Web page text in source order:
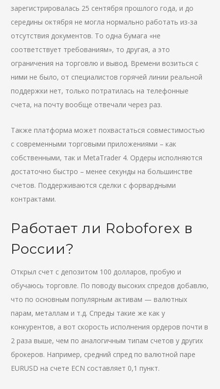
зарегистрировалась 25 сентября прошлого года, и до
середины октября не могла нормально работать из-за
отсутствия документов. То одна бумага «не
соответствует требованиям», то другая, а это
ограничения на торговлю и вывод. Времени возиться с
ними не было, от специалистов горячей линии реальной
поддержки нет, только потратилась на телефонные
счета, на почту вообще отвечали через раз.
Также платформа может похвастаться совместимостью
с современными торговыми приложениями – как
собственными, так и MetaTrader 4. Ордеры исполняются
достаточно быстро – менее секунды на большинстве
счетов. Поддерживаются сделки с форвардными
контрактами.
Работает ли Roboforex в
России?
Открыл счет с депозитом 100 долларов, пробую и
обучаюсь торговле. По поводу высоких спредов добавлю,
что по основным популярным активам — валютных
парам, металлам и т.д. Спреды такие же как у
конкурентов, а вот скорость исполнения ордеров почти в
2 раза выше, чем по аналогичным типам счетов у других
брокеров. Например, средний спред по валютной паре
EURUSD на счете ECN составляет 0,1 пункт.